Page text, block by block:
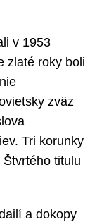
v 1953
zlaté roky boli
zväz
Tri korunky
titulu
a dokopy